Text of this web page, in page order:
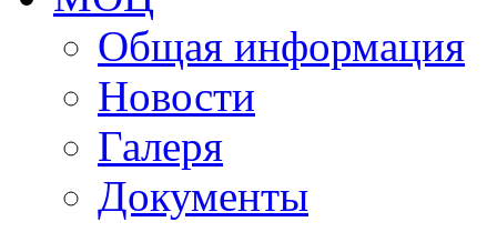
Общая информация
Новости
Галеря
Документы